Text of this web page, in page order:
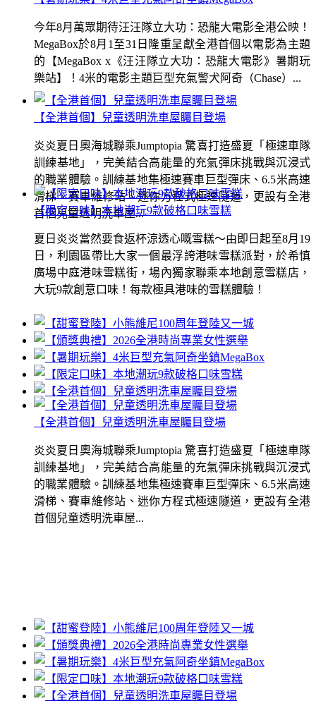
【全港首個】兒童透明洗車屋矚目登場
炎炎夏日奧海城聯乘Jumptopia 驚喜打造盛夏「極速車隊
訓練基地」，完美結合高能量的充氣彈床挑戰與沉浸式
的職業體驗。訓練基地集極速賽車巨型彈床、6.5米高速
滑梯、賽車維修站、迷你方程式極速隧道，更設有全港
首個兒童透明洗車屋...
今年8月萬眾期待汪汪隊立大功：恐龍大電影全港公映！
MegaBox於8月1至31日隆重呈獻全港首個以電影為主題
的【MegaBox x《汪汪隊立大功：恐龍大電影》暑期玩
樂站】！4米的電影主題巨型充氣警犬阿奇（Chase）...
【限定口味】本地潮玩9款破格口味雪糕
夏日炎炎當然要食返杯涼透心嘅雪糕～由即日起至8月19
日，利園區帶比大家一個最浮誇港味雪糕派對，於希慎
廣場中庭港味雪糕街，場內獨家聯乘本地創意雪糕店，
大玩9款創意口味！每款極具港味的雪糕體驗！
【全港首個】兒童透明洗車屋矚目登場
炎炎夏日奧海城聯乘Jumptopia 驚喜打造盛夏「極速車隊
訓練基地」，完美結合高能量的充氣彈床挑戰與沉浸式
的職業體驗。訓練基地集極速賽車巨型彈床、6.5米高速
滑梯、賽車維修站、迷你方程式極速隧道，更設有全港
首個兒童透明洗車屋...